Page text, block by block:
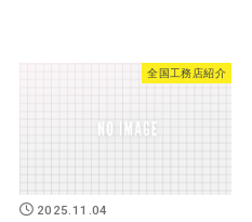
全国工務店紹介
2025.11.04